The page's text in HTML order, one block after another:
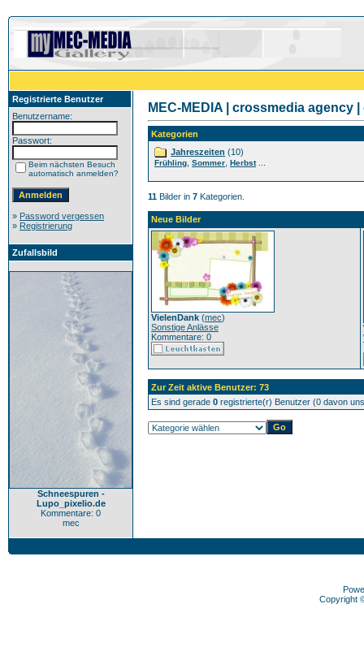
Registrierte Benutzer
Benutzername:
Passwort:
Beim nächsten Besuch
automatisch anmelden?
» Password vergessen
» Registrierung
Zufallsbild
Schneespuren -
Lupo_pixelio.de
Kommentare: 0
mec
MEC-MEDIA | crossmedia
Kategorien
Jahreszeiten (10)
Frühling Sommer Herbst...
11 Bilder in 7 Kategorien.
Neue Bilder
VielenDank (mec)
Sonstige Anlässe
Kommentare: 0
Zur Zeit aktive Benutzer: 73
Es sind gerade 0 registrierte(r) Benutzer (0 davon
Copyright